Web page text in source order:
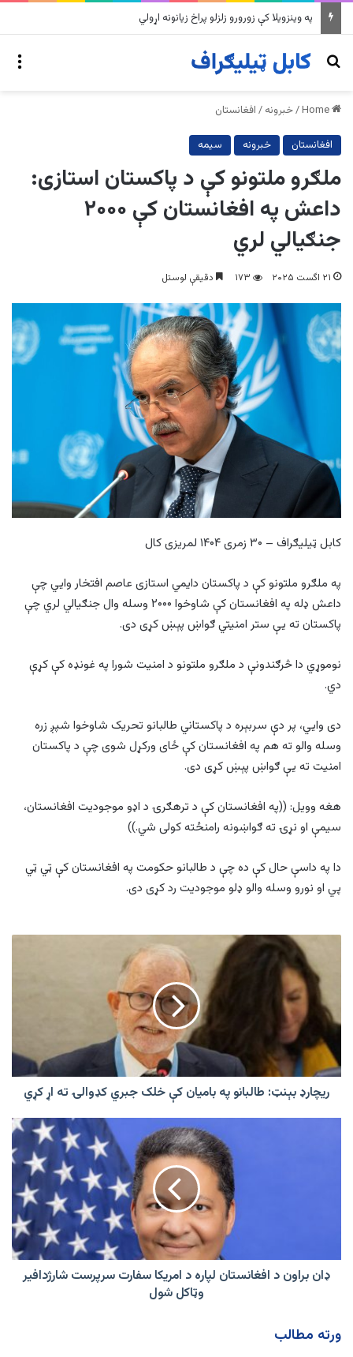
Search for
/خبرونه / افغانستان
افغانستان خبرونه سیمه
ملګرو ملتونو کې د پاکستان استازی:
داعش په افغانستان کې ۲۰۰۰
جنګیالي لري
۲۱ اگست ۲۰۲۵ ۱۷۳ دقیقې لوستل
کابل ټیلیګراف – ۳۰ زمری ۱۴۰۴ لمریزی کال
په ملګرو ملتونو کې د پاکستان دایمي استازی عاصم افتخار وايي چې
داعش ډله په افغانستان کې شاوخوا ۲۰۰۰ وسله وال جنګیالي لري چې
پاکستان ته يې ستر امنيتي ګواښ پېښ کړی دی.
نوموړي دا څرګندونې د ملګرو ملتونو د امنیت شورا په غونډه کې کړې
دي.
دی وايي، پر دې سربېره د پاکستاني طالبانو تحریک شاوخوا شپږ زره
وسله والو ته هم په افغانستان کې ځای ورکړل شوی چې د پاکستان
امنيت ته يې ګواښ پېښ کړی دی.
هغه وويل: ((په افغانستان کې د ترهګرۍ د اډو موجودیت افغانستان،
سیمې او نړۍ ته ګواښونه رامنځته کولی شي.))
دا په داسې حال کې ده چې د طالبانو حکومت په افغانستان کې ټي ټي
پي او نورو وسله والو ډلو موجودیت رد کړی دی.
طالبانو
بامیان
کې
خلک
جبري
کډوالۍ
ریچارډ بېنټ: طالبانو په بامیان کې خلک جبري کډوالۍ ته اړ کړي
سرپرست
شارژدافیر
ډان براون د افغانستان لپاره د امریکا سفارت سرپرست شارژدافیر
وټاکل شول
ورته مطالب